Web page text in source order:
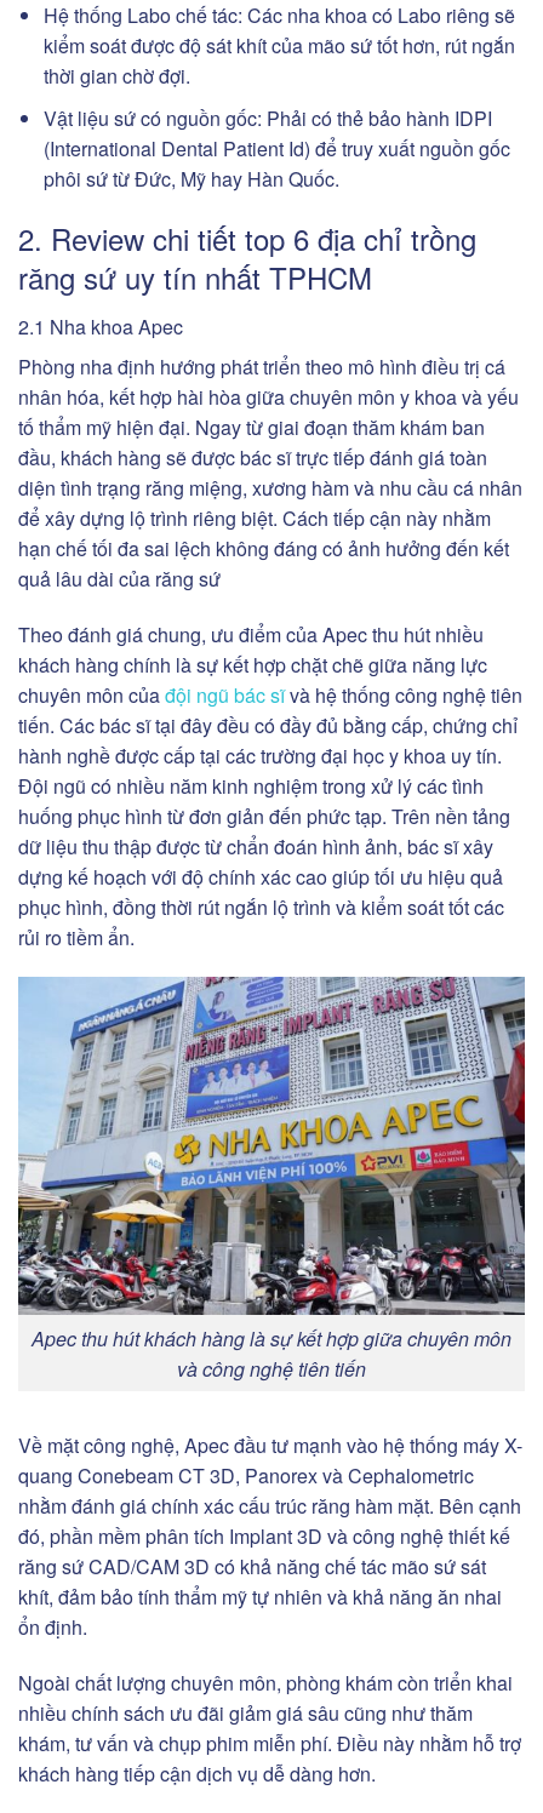
Hệ thống Labo chế tác: Các nha khoa có Labo riêng sẽ
kiểm soát được độ sát khít của mão sứ tốt hơn, rút ngắn
thời gian chờ đợi.
Vật liệu sứ có nguồn gốc: Phải có thẻ bảo hành IDPI
(International Dental Patient Id) để truy xuất nguồn gốc
phôi sứ từ Đức, Mỹ hay Hàn Quốc.
2. Review chi tiết top 6 địa chỉ trồng
răng sứ uy tín nhất TPHCM
2.1 Nha khoa Apec
Phòng nha định hướng phát triển theo mô hình điều trị cá
nhân hóa, kết hợp hài hòa giữa chuyên môn y khoa và yếu
tố thẩm mỹ hiện đại. Ngay từ giai đoạn thăm khám ban
đầu, khách hàng sẽ được bác sĩ trực tiếp đánh giá toàn
diện tình trạng răng miệng, xương hàm và nhu cầu cá nhân
để xây dựng lộ trình riêng biệt. Cách tiếp cận này nhằm
hạn chế tối đa sai lệch không đáng có ảnh hưởng đến kết
quả lâu dài của răng sứ
Theo đánh giá chung, ưu điểm của Apec thu hút nhiều
khách hàng chính là sự kết hợp chặt chẽ giữa năng lực
chuyên môn củađội ngũ bác sĩvà hệ thống công nghệ tiên
tiến. Các bác sĩ tại đây đều có đầy đủ bằng cấp, chứng chỉ
hành nghề được cấp tại các trường đại học y khoa uy tín.
Đội ngũ có nhiều năm kinh nghiệm trong xử lý các tình
huống phục hình từ đơn giản đến phức tạp. Trên nền tảng
dữ liệu thu thập được từ chẩn đoán hình ảnh, bác sĩ xây
dựng kế hoạch với độ chính xác cao giúp tối ưu hiệu quả
phục hình, đồng thời rút ngắn lộ trình và kiểm soát tốt các
rủi ro tiềm ẩn.
Apec thu hút khách hàng là sự kết hợp giữa chuyên môn
và công nghệ tiên tiến
Về mặt công nghệ, Apec đầu tư mạnh vào hệ thống máy X-
quang Conebeam CT 3D, Panorex và Cephalometric
nhằm đánh giá chính xác cấu trúc răng hàm mặt. Bên cạnh
đó, phần mềm phân tích Implant 3D và công nghệ thiết kế
răng sứ CAD/CAM 3D có khả năng chế tác mão sứ sát
khít, đảm bảo tính thẩm mỹ tự nhiên và khả năng ăn nhai
ổn định.
Ngoài chất lượng chuyên môn, phòng khám còn triển khai
nhiều chính sách ưu đãi giảm giá sâu cũng như thăm
khám, tư vấn và chụp phim miễn phí. Điều này nhằm hỗ trợ
khách hàng tiếp cận dịch vụ dễ dàng hơn.